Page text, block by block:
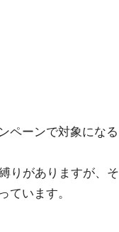
ペーンで対象になる
りがありますが、そ
ています。